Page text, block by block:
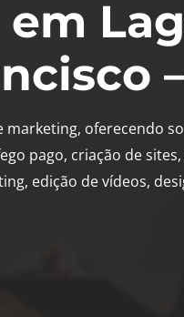
marketing, oferecendo
pago, criação de
edição de vídeos,